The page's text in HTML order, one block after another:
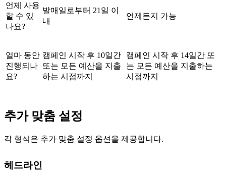
언제 사용
할 수 있
나요?
발매일로부터 21일 이
내
언제든지 가능
얼마 동안
진행되나
요?
캠페인 시작 후 10일간
또는 모든 예산을 지출
하는 시점까지
캠페인 시작 후 14일간 또
는 모든 예산을 지출하는
시점까지
추가 맞춤 설정
각 형식은 추가 맞춤 설정 옵션을 제공합니다.
헤드라인